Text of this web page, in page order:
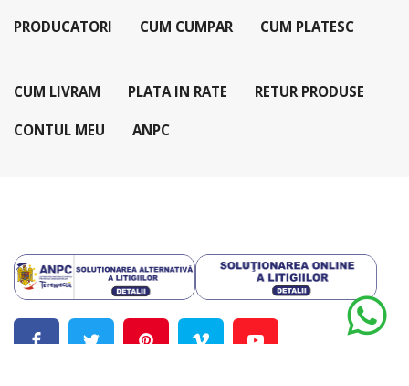
PRODUCATORI CUM CUMPAR CUM PLATESC
CUM LIVRAM PLATA IN RATE RETUR PRODUSE
CONTUL MEU ANPC